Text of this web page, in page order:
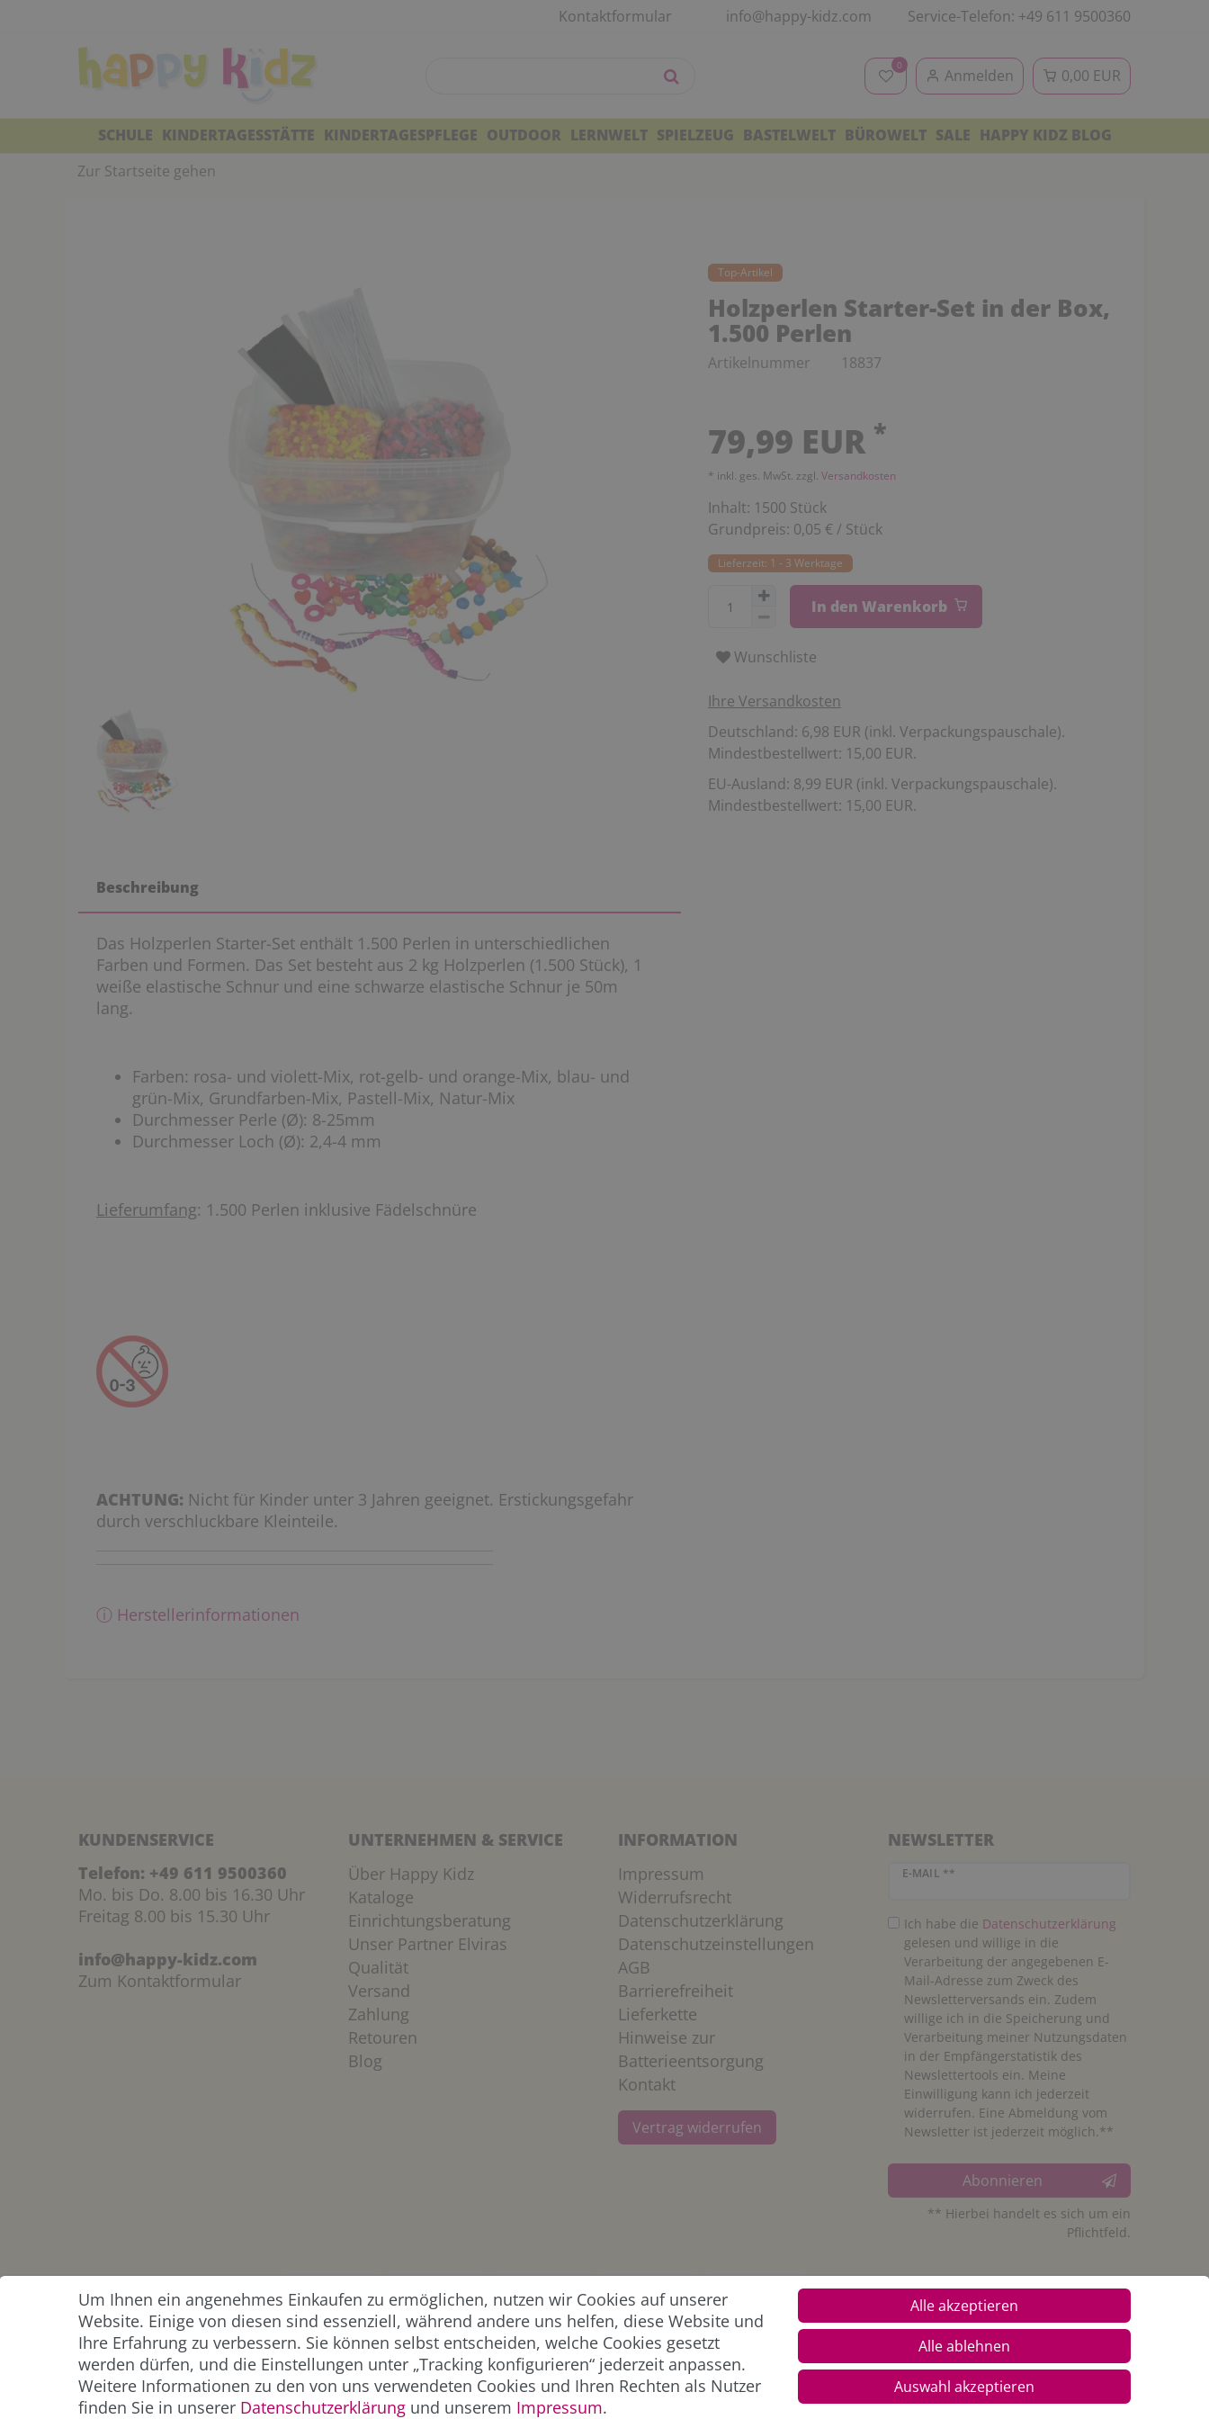
Kontaktformular info@happy-kidz.com Service-Telefon: +49 611 9500360
0
Anmelden 0,00 EUR
SCHULE KINDERTAGESSTÄTTE KINDERTAGESPFLEGE OUTDOOR LERNWELT SPIELZEUG BASTELWELT BÜROWELT SALE HAPPY KIDZ BLOG
Zur Startseite gehen
Top-Artikel
Holzperlen Starter-Set in der Box,
1.500 Perlen
Artikelnummer 18837
79,99 EUR *
* inkl. ges. MwSt. zzgl. Versandkosten
Inhalt: 1500 Stück
Grundpreis: 0,05 € / Stück
Lieferzeit: 1 - 3 Werktage
In den Warenkorb
Wunschliste
Ihre Versandkosten
Deutschland: 6,98 EUR (inkl. Verpackungspauschale).
Mindestbestellwert: 15,00 EUR.
EU-Ausland: 8,99 EUR (inkl. Verpackungspauschale).
Mindestbestellwert: 15,00 EUR.
Beschreibung
Das Holzperlen Starter-Set enthält 1.500 Perlen in unterschiedlichen
Farben und Formen. Das Set besteht aus 2 kg Holzperlen (1.500 Stück), 1
weiße elastische Schnur und eine schwarze elastische Schnur je 50m
lang.
Farben: rosa- und violett-Mix, rot-gelb- und orange-Mix, blau- und
grün-Mix, Grundfarben-Mix, Pastell-Mix, Natur-Mix
Durchmesser Perle (Ø): 8-25mm
Durchmesser Loch (Ø): 2,4-4 mm
Lieferumfang: 1.500 Perlen inklusive Fädelschnüre
ACHTUNG: Nicht für Kinder unter 3 Jahren geeignet. Erstickungsgefahr
durch verschluckbare Kleinteile.
ⓘ Herstellerinformationen
KUNDENSERVICE
Telefon: +49 611 9500360
Mo. bis Do. 8.00 bis 16.30 Uhr
Freitag 8.00 bis 15.30 Uhr
info@happy-kidz.com
Zum Kontaktformular
UNTERNEHMEN & SERVICE
Über Happy Kidz
Kataloge
Einrichtungsberatung
Unser Partner Elviras
Qualität
Versand
Zahlung
Retouren
Blog
INFORMATION
Impressum
Widerrufsrecht
Datenschutzerklärung
Datenschutzeinstellungen
AGB
Barrierefreiheit
Lieferkette
Hinweise zur
Batterieentsorgung
Kontakt
Vertrag widerrufen
NEWSLETTER
E-MAIL **
Newsletter Honig
Ich habe die Daten­schutz­erklärung
gelesen und willige in die
Verarbeitung der angegebenen E-
Mail-Adresse zum Zweck des
Newsletterversands ein. Zudem
willige ich in die Speicherung und
Verarbeitung meiner Nutzungsdaten
in der Empfängerstatistik des
Newslettertools ein. Meine
Einwilligung kann ich jederzeit
widerrufen. Eine Abmeldung vom
Newsletter ist jederzeit möglich.**
Abonnieren
** Hierbei handelt es sich um ein
Pflichtfeld.
ZAHLUNG &
VERSAND
Um Ihnen ein angenehmes Einkaufen zu ermöglichen, nutzen wir Cookies auf unserer
Website. Einige von diesen sind essenziell, während andere uns helfen, diese Website und
Ihre Erfahrung zu verbessern. Sie können selbst entscheiden, welche Cookies gesetzt
werden dürfen, und die Einstellungen unter „Tracking konfigurieren“ jederzeit anpassen.
Weitere Informationen zu den von uns verwendeten Cookies und Ihren Rechten als Nutzer
finden Sie in unserer Daten­schutz­erklärung und unserem Impressum.
Alle akzeptieren
Alle ablehnen
Auswahl akzeptieren